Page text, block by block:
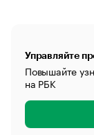
Управляйте
Повышайте
на РБК